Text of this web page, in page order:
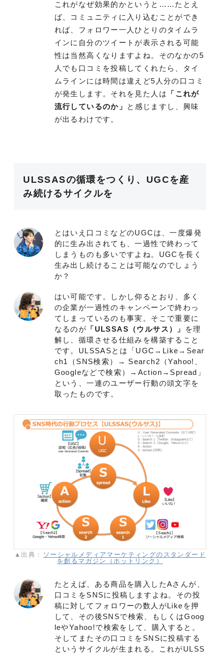
これがなぜ効果的かというと……たとえ
ば、コミュニティに入り込むことができ
れば、フォロワー一人ひとりのタイムラ
インに自分のツイートが表示される可能
性は当然高くなりますよね。そのなかの5
人でも口コミを投稿してくれたら、タイ
ムラインには時間は違えど5人分の口コミ
が発生します。それを見た人は
「これが
流行しているのか」
と感じますし、興味
が出るわけです。
ULSSASの循環をつくり、UGCを産
み続けるサイクルを
とはいえ口コミなどのUGCは、一度爆発
的に生み出されても、一過性で終わって
しまうものも多いですよね。UGCを長く
生み出し続けることは可能なのでしょう
か？
はい可能です。しかし仰るとおり、多く
の企業が一過性のキャンペーンで終わっ
てしまっているのも事実。そこで重要に
なるのが 「ULSSAS（ウルサス）」
を理
解し、循環させる仕組みを構築すること
です。ULSSASとは「UGC→Like→Sear
ch1（SNS検索）→ Search2（Yahoo!、
Googleなどで検索）→Action→Spread」
という、一連のユーザー行動の頭文字を
取ったものです。
▲出典：
ソーシャルメディアマーケティングのスタンダード
を創るマガジン（ホットリンク）
たとえば、ある商品を購入したAさんが、
口コミをSNSに投稿しますよね。その投
稿に対してフォロワーの数人がLikeを押
して、その後SNSで検索、もしくはGoog
leやYahoo!で検索をして、購入すると。
そしてまたその口コミをSNSに投稿する
というサイクルが生まれる。これがULSS